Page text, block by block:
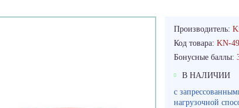
Производитель:
Код товара: KN-
Бонусные баллы:
В НАЛИЧИИ
c
нагрузочной